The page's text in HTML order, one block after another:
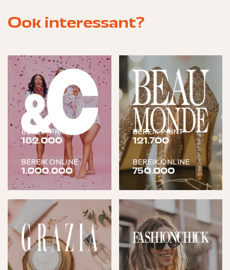
Ook interessant?
BEREIK PRINT
182.000
BEREIK ONLINE
1.000.000
BEREIK PRINT
121.700
BEREIK ONLINE
750.000